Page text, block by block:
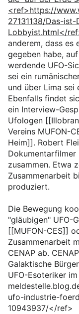
<ref>https://
27131138/Das-
Lobbyist.html</
anderem, dass es
gegeben habe,
werdende UFO-
sei ein
und über Lima sei
Ebenfalls findet
ein Interview-
Ufologen
Vereins MUFON-
Heim]]. Robert
zusammen. Etwa
Zusammenarbeit
produziert.
Die Bewegung
"gläubigen" UFO-
[[MUFON-CES]]
Zusammenarbeit
CENAP ab.
Galaktische
UFO-Esoteriker
ufo-industrie-
10943937/</ref>